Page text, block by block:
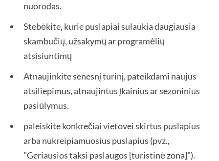
nuorodas.
Stebėkite, kurie puslapiai sulaukia daugiausia
skambučių, užsakymų ar programėlių
atsisiuntimų
Atnaujinkite senesnį turinį, pateikdami naujus
atsiliepimus, atnaujintus įkainius ar sezoninius
pasiūlymus.
paleiskite konkrečiai vietovei skirtus puslapius
arba nukreipiamuosius puslapius (pvz.,
"Geriausios taksi paslaugos [turistinė zona]").